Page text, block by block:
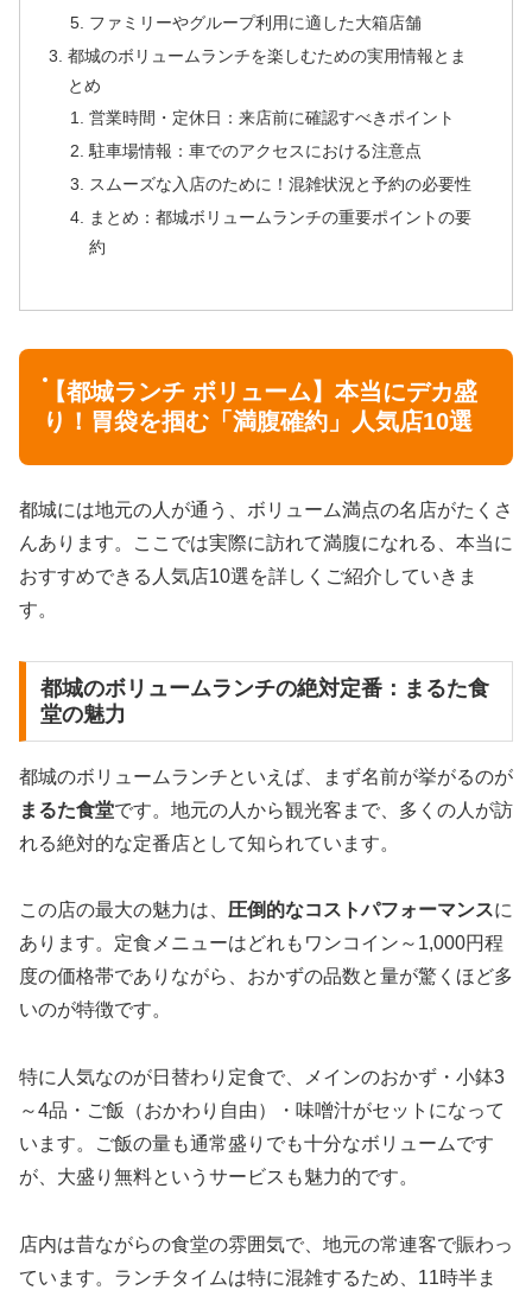
ファミリーやグループ利用に適した大箱店舗
都城のボリュームランチを楽しむための実用情報とま
とめ
営業時間・定休日：来店前に確認すべきポイント
駐車場情報：車でのアクセスにおける注意点
スムーズな入店のために！混雑状況と予約の必要性
まとめ：都城ボリュームランチの重要ポイントの要
約
【都城ランチ ボリューム】本当にデカ盛
り！胃袋を掴む「満腹確約」人気店10選
都城には地元の人が通う、ボリューム満点の名店がたくさ
んあります。ここでは実際に訪れて満腹になれる、本当に
おすすめできる人気店10選を詳しくご紹介していきま
す。
都城のボリュームランチの絶対定番：まるた食
堂の魅力
都城のボリュームランチといえば、まず名前が挙がるのが
まるた食堂です。地元の人から観光客まで、多くの人が訪
れる絶対的な定番店として知られています。
この店の最大の魅力は、 圧倒的なコストパフォーマンスに
あります。定食メニューはどれもワンコイン～1,000円程
度の価格帯でありながら、おかずの品数と量が驚くほど多
いのが特徴です。
特に人気なのが日替わり定食で、メインのおかず・小鉢3
～4品・ご飯（おかわり自由）・味噌汁がセットになって
います。ご飯の量も通常盛りでも十分なボリュームです
が、大盛り無料というサービスも魅力的です。
店内は昔ながらの食堂の雰囲気で、地元の常連客で賑わっ
ています。ランチタイムは特に混雑するため、11時半ま